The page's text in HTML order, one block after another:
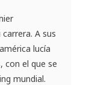
A sus
lucía
con el que se
mundial.